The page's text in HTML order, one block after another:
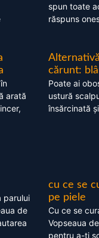
spun toate
răspuns
arată
cărunt:
Poate ai
ustură
însărcinată
parului
de
cu ce se
pe piele
Cu ce se
Vopseaua
pentru a-ti